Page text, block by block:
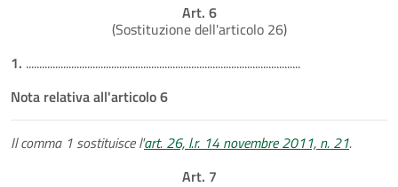
Art. 6
(Sostituzione dell'articolo 26)
1. .......................................................................................................
Nota relativa all'articolo 6
Il comma 1 sostituisce l'art. 26, l.r. 14 novembre 2011, n. 21.
Art. 7